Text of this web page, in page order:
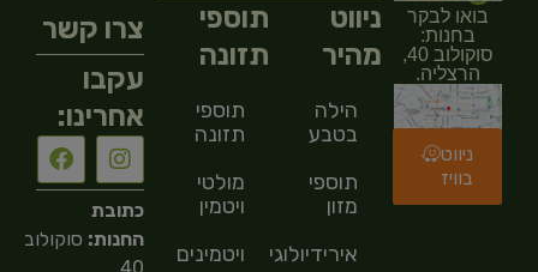
בואו לבקר
בחנות:
סוקולוב 40,
הרצליה.
ניווט
בוויז
ניווט
מהיר
הילה
בטבע
תוספי
מזון
אירידיולוגיה
תוספי
תזונה
תוספי
תזונה
מולטי
ויטמין
ויטמינים
צרו קשר
עקבו
אחרינו:
כתובת
החנות: סוקולוב